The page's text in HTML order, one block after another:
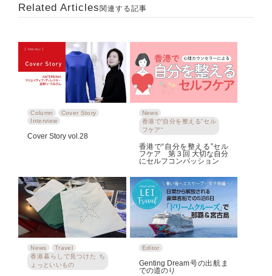
Related Articles 関連する記事
Column
Cover Story
Interview
Cover Story vol.28
News
香港で“自分を整える"セル
フケア"
香港で“自分を整える”セル
フケア 第３回 大切な自分
にセルフコンパッション
News
Travel
香港暮らしで見つけた ち
ょっといいもの
Editor
Genting Dream号の出航ま
での道のり